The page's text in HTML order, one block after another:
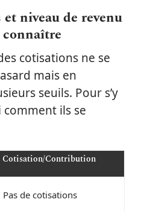
niveau de revenu
connaître
cotisations ne se
mais en
seuils. Pour s’y
ils se
Cotisation/Contribution
Pas de cotisations